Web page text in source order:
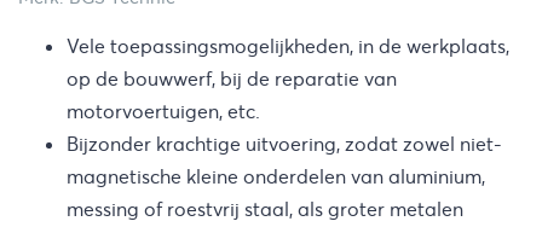
Vele toepassingsmogelijkheden, in de werkplaats,
op de bouwwerf, bij de reparatie van
motorvoertuigen, etc.
Bijzonder krachtige uitvoering, zodat zowel niet-
magnetische kleine onderdelen van aluminium,
messing of roestvrij staal, als groter metalen